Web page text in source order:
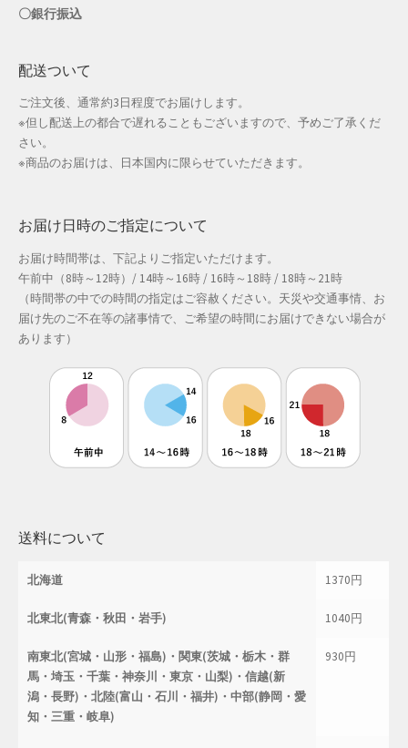
成人の日特集
支払い
配送先住所
敬老の日特集
春の新生活応援
春服ファッション特集
母の日特集
父の日特集
特定商取引法に基づく表記
配送状況の確認
〇銀行振込
配送ついて
ご注文後、通常約3日程度でお届けします。
※但し配送上の都合で遅れることもございますので、予めご了承くだ
さい。
※商品のお届けは、日本国内に限らせていただきます。
お届け日時のご指定について
お届け時間帯は、下記よりご指定いただけます。
午前中（8時～12時）/ 14時～16時 / 16時～18時 / 18時～21時
（時間帯の中での時間の指定はご容赦ください。天災や交通事情、お
届け先のご不在等の諸事情で、ご希望の時間にお届けできない場合が
あります）
送料について
北海道 1370円
北東北(青森・秋田・岩手) 1040円
南東北(宮城・山形・福島)・関東(茨城・栃木・群
馬・埼玉・千葉・神奈川・東京・山梨)・信越(新
潟・長野)・北陸(富山・石川・福井)・中部(静岡・愛
知・三重・岐阜)
930円